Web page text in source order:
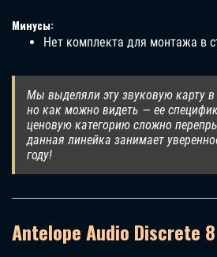
Минусы:
Нет комплекта для монтажа в
Мы выделяли эту звуковую карту в
но как можно видеть — ее
ценовую категорию сложно
данная линейка занимает
году!
Antelope Audio Discrete 8